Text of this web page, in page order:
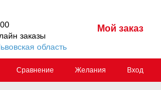
заказы
область
Мой заказ
Сравнение Желания Вход